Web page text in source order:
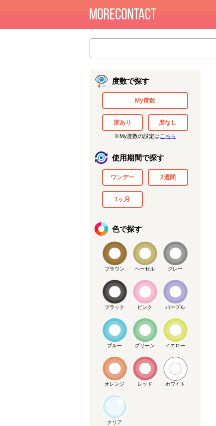
度数で探す
My度数
度あり 度なし
※My度数の設定は こちら
使用期間で探す
ワンデー 2週間
1ヶ月
色で探す
ブラウン ヘーゼル グレー
ブラック ピンク パープル
ブルー グリーン イエロー
オレンジ レッド ホワイト
クリア